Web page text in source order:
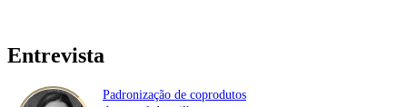
Entrevista
Padronização de coprodutos